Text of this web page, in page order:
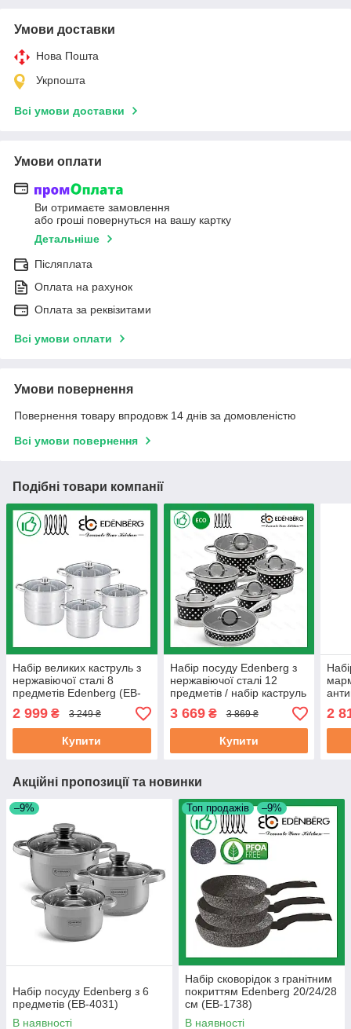
Умови доставки
Нова Пошта
Укрпошта
Всі умови доставки
Умови оплати
Ви отримаєте замовлення
або гроші повернуться на вашу картку
Детальніше
Післяплата
Оплата на рахунок
Оплата за реквізитами
Всі умови оплати
Умови повернення
Повернення товару впродовж 14 днів за домовленістю
Всі умови повернення
Подібні товари компанії
Набір великих каструль з
нержавіючої сталі 8
предметів Edenberg (EB-
521)
2 999 ₴ 3 249 ₴
Купити
Набір посуду Edenberg з
нержавіючої сталі 12
предметів / набір каструль
(EB-4055)
3 669₴ 3 869 ₴
Купити
6
2
Акційні пропозиції та новинки
–9%
Набір посуду Edenberg з 6
предметів (EB-4031)
В наявності
Топ продажів –9%
Набір сковорідок з гранітним
покриттям Edenberg 20/24/28
см (EB-1738)
В наявності